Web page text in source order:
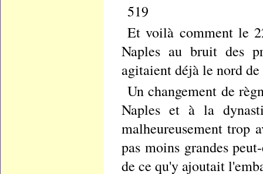
519
Et voilà comment le
Naples au bruit des
agitaient déjà le nord
Un changement de
Naples et à la
malheureusement trop
pas moins grandes
de ce qu'y ajoutait